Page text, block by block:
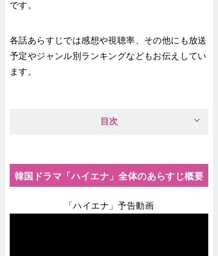
です。
各話あらすじでは感想や視聴率、その他にも放送
予定やジャンル別ランキングなどもお伝えしてい
ます。
目次
韓国ドラマ「ハイエナ」全体のあらすじ概要
「ハイエナ」予告動画